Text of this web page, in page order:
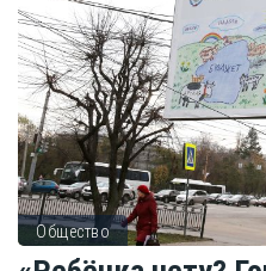
Общество